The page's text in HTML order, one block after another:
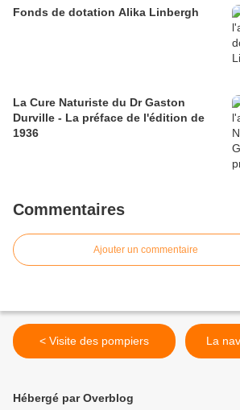
Fonds de dotation Alika Linbergh
La Cure Naturiste du Dr Gaston
Durville - La préface de l'édition de
1936
Commentaires
Ajouter un commentaire
< Visite des pompiers
Hébergé par Overblog